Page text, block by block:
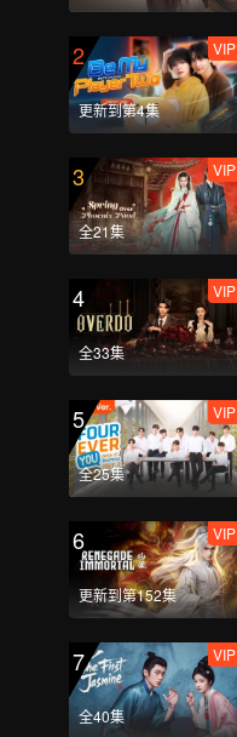
2
更新到第4集
VIP
3
全21集
VIP
4
全33集
VIP
5
全25集
VIP
6
更新到第152集
VIP
7
全40集
VIP